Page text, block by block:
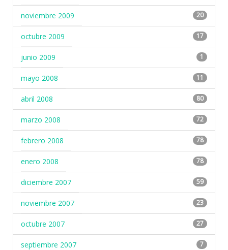
noviembre 2009 20
octubre 2009 17
junio 2009 1
mayo 2008 11
abril 2008 80
marzo 2008 72
febrero 2008 78
enero 2008 78
diciembre 2007 59
noviembre 2007 23
octubre 2007 27
septiembre 2007 7